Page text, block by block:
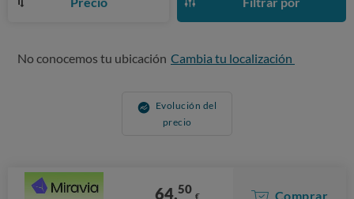
No conocemos tu ubicación Cambia tu localización
Evolución del
precio
64,50 € Comprar